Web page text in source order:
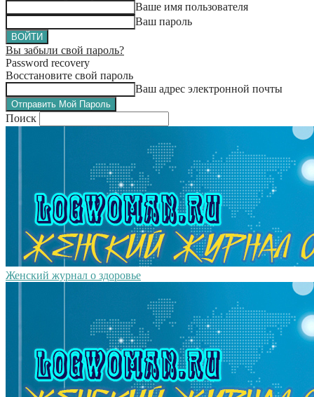
Ваше имя пользователя
Ваш пароль
Вы забыли свой пароль?
Password recovery
Восстановите свой пароль
Ваш адрес электронной почты
Поиск
Женский журнал о здоровье